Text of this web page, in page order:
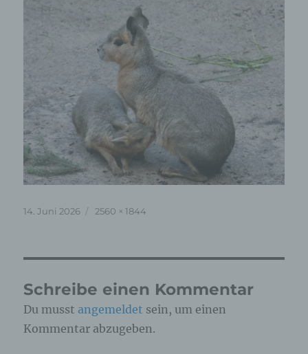
Veröffentlicht
14. Juni 2026 Originalgröße
2560 × 1844
Schreibe einen Kommentar
Du musst angemeldet sein, um einen
Kommentar abzugeben.